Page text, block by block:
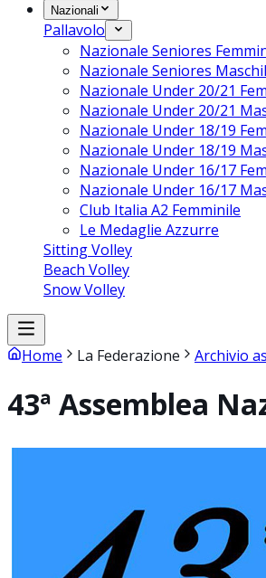
Nazionali
Pallavolo
Nazionale Seniores
Nazionale Seniores
Nazionale Under 20/21
Nazionale Under 20/21
Nazionale Under 18/19
Nazionale Under 18/19
Nazionale Under 16/17
Nazionale Under 16/17
Club Italia A2 Femminile
Le Medaglie Azzurre
Sitting Volley
Beach Volley
Snow Volley
Home La Federazione Archivio
43ª Assemblea